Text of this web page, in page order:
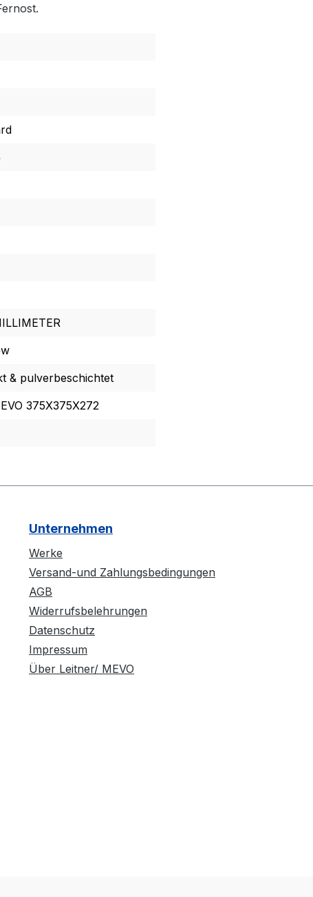
& pulverbeschichtet
375X375X272
Unternehmen
Werke
Versand-und Zahlungsbedingungen
AGB
Widerrufsbelehrungen
Datenschutz
Impressum
Über Leitner/ MEVO